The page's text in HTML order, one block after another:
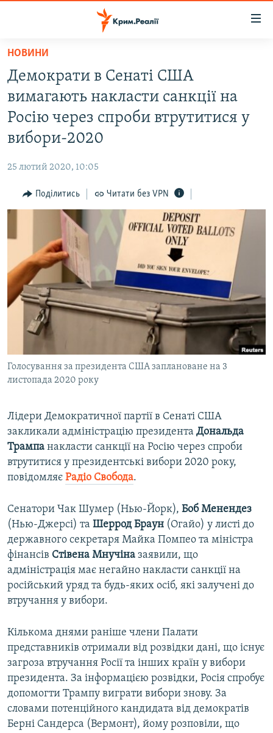
Перейти
основного
матеріалу
Перейти
до
основної
Перейти
пошуку
ВОДА.КРИМ
ВІДЕО ТА ФОТО
ПОЛІТИКА
ІНТЕРВ'Ю
ВСЕ ЗА ДЕНЬ
СПЕЦПРОЕКТИ
ДЕПОРТАЦІЯ
ВІДЕОУРОКИ «ELIFBE»
СВІДЧЕННЯ ОКУПАЦІЇ
УКРАЇНСЬКА ПРОБЛЕМА КРИМУ
ЯК ОБІЙТИ БЛОКУВАННЯ
Русский
Qırımtatar
НОВИНИ
Демократи в Сенаті США
вимагають накласти санкції на
Росію через спроби втрутитися у
вибори-2020
25 лютий 2020, 10:05
Поділитись Читати без VPN
Голосування за президента США заплановане на 3
листопада 2020 року
Лідери Демократичної партії в Сенаті США
закликали адміністрацію президента Дональда
Трампа накласти санкції на Росію через спроби
втрутитися у президентські вибори 2020 року,
повідомляє Радіо Свобода.
Сенатори Чак Шумер (Нью-Йорк), Боб Менендез
(Нью-Джерсі) та Шеррод Браун (Огайо) у листі до
державного секретаря Майка Помпео та міністра
фінансів Стівена Мнучіна заявили, що
адміністрація має негайно накласти санкції на
російський уряд та будь-яких осіб, які залучені до
втручання у вибори.
Кількома днями раніше члени Палати
представників отримали від розвідки дані, що існує
загроза втручання Росії та інших країн у вибори
президента. За інформацією розвідки, Росія спробує
допомогти Трампу виграти вибори знову. За
словами потенційного кандидата від демократів
Берні Сандерса (Вермонт), йому розповіли, що